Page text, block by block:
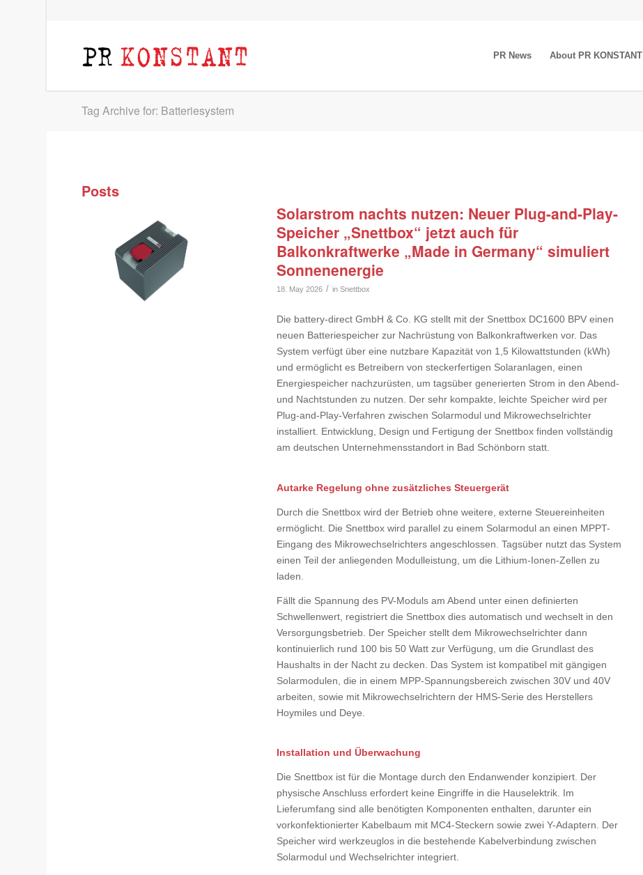
PR News About PR KONSTANT
Tag Archive for: Batteriesystem
Posts
Solarstrom nachts nutzen: Neuer Plug-and-Play-
Speicher „Snettbox“ jetzt auch für
Balkonkraftwerke „Made in Germany“ simuliert
Sonnenenergie
18. May 2026 / in Snettbox
Die battery-direct GmbH & Co. KG stellt mit der Snettbox DC1600 BPV einen
neuen Batteriespeicher zur Nachrüstung von Balkonkraftwerken vor. Das
System verfügt über eine nutzbare Kapazität von 1,5 Kilowattstunden (kWh)
und ermöglicht es Betreibern von steckerfertigen Solaranlagen, einen
Energiespeicher nachzurüsten, um tagsüber generierten Strom in den Abend-
und Nachtstunden zu nutzen. Der sehr kompakte, leichte Speicher wird per
Plug-and-Play-Verfahren zwischen Solarmodul und Mikrowechselrichter
installiert. Entwicklung, Design und Fertigung der Snettbox finden vollständig
am deutschen Unternehmensstandort in Bad Schönborn statt.
Autarke Regelung ohne zusätzliches Steuergerät
Durch die Snettbox wird der Betrieb ohne weitere, externe Steuereinheiten
ermöglicht. Die Snettbox wird parallel zu einem Solarmodul an einen MPPT-
Eingang des Mikrowechselrichters angeschlossen. Tagsüber nutzt das System
einen Teil der anliegenden Modulleistung, um die Lithium-Ionen-Zellen zu
laden.
Fällt die Spannung des PV-Moduls am Abend unter einen definierten
Schwellenwert, registriert die Snettbox dies automatisch und wechselt in den
Versorgungsbetrieb. Der Speicher stellt dem Mikrowechselrichter dann
kontinuierlich rund 100 bis 50 Watt zur Verfügung, um die Grundlast des
Haushalts in der Nacht zu decken. Das System ist kompatibel mit gängigen
Solarmodulen, die in einem MPP-Spannungsbereich zwischen 30V und 40V
arbeiten, sowie mit Mikrowechselrichtern der HMS-Serie des Herstellers
Hoymiles und Deye.
Installation und Überwachung
Die Snettbox ist für die Montage durch den Endanwender konzipiert. Der
physische Anschluss erfordert keine Eingriffe in die Hauselektrik. Im
Lieferumfang sind alle benötigten Komponenten enthalten, darunter ein
vorkonfektionierter Kabelbaum mit MC4-Steckern sowie zwei Y-Adaptern. Der
Speicher wird werkzeuglos in die bestehende Kabelverbindung zwischen
Solarmodul und Wechselrichter integriert.